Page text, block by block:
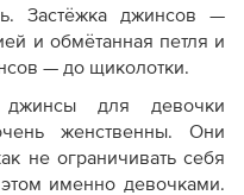
Застёжка джинсов —
и обмётанная петля и
— до щиколотки.
джинсы для девочки
женственны. Они
не ограничивать себя
именно девочками.